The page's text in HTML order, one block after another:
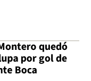
quedó
por gol de
Boca